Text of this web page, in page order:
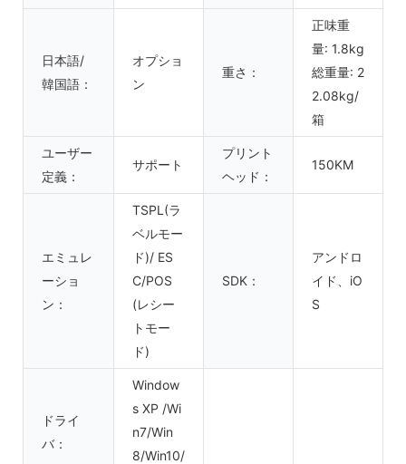
日本語/
韓国語：
オプショ
ン
重さ：
正味重
量: 1.8kg
総重量: 2
2.08kg/
箱
ユーザー
定義：
サポート
プリント
ヘッド：
150KM
エミュレ
ーショ
ン：
TSPL(ラ
ベルモー
ド)/ ES
C/POS
(レシー
トモー
ド)
SDK：
アンドロ
イド、iO
S
ドライ
バ：
Window
s XP /Wi
n7/Win
8/Win10/